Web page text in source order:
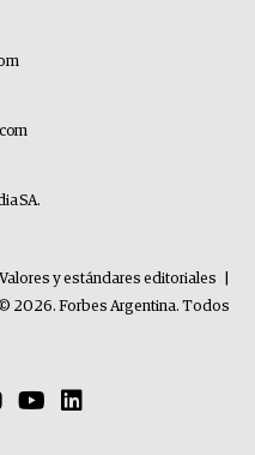
SA.
Valores y estándares editoriales
2026. Forbes Argentina. Todos